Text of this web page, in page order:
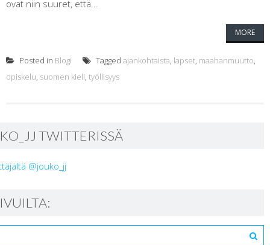
ovat niin suuret, että...
MORE
Posted in Blogi Tagged ajankohtaista, lapset, maahanmuutto,
opiskelu, suomen kieli, työllisyys
TWITTERISSÄ
@jouko_jj